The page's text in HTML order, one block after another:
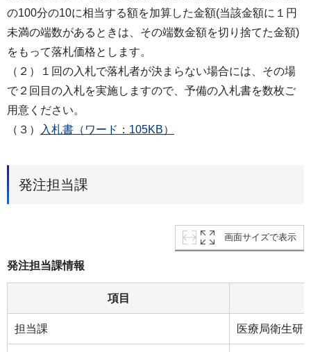
の100分の10に相当する額を加算した⾦額(当該⾦額に１円
未満の端数があるときは、その端数⾦額を切り捨てた⾦額)
をもって落札価格とします。
（２）１回の⼊札で落札者が決まらない場合には、その場
で２回目の⼊札を実施しますので、予備の⼊札書を数枚ご
⽤意ください。
（３）
⼊札書（ワード：105KB）
発注担当課
画面サイズで表示
発注担当課情報
項目
担当課 医療局衛⽣研